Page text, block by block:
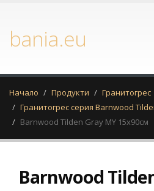
bania.eu
Начало Продукти
Гранитогрес
Гранитогрес серия Barnwood
Barnwood Tilden Gray MY 15х90см
Barnwood